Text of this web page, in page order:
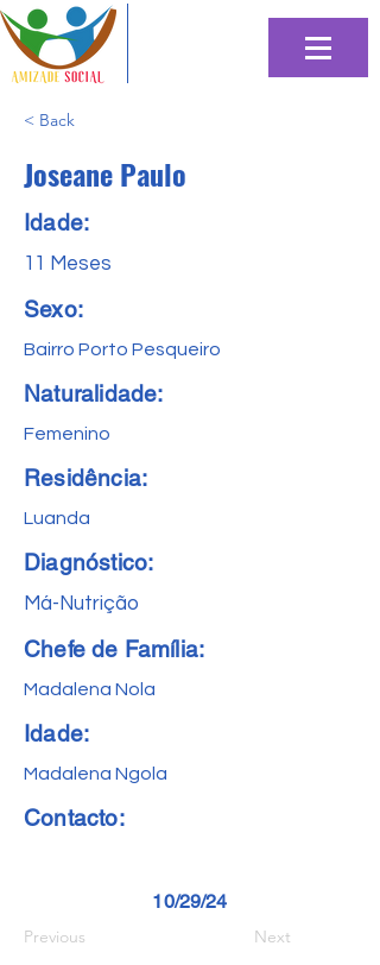
< Back
Joseane Paulo
Idade:
11 Meses
Sexo:
Bairro Porto Pesqueiro
Naturalidade:
Femenino
Residência:
Luanda
Diagnóstico:
Má-Nutrição
Chefe de Família:
Madalena Nola
Idade:
Madalena Ngola
Contacto:
10/29/24
Previous Next